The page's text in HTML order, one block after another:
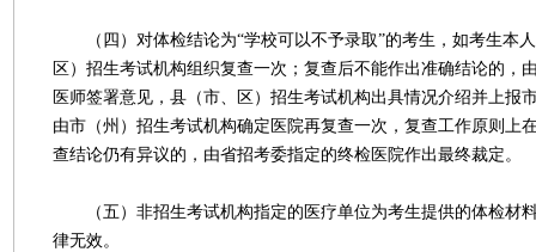
（四）对体检结论为“学校可以不予录取”的考生，如考生本
区）招生考试机构组织复查一次；复查后不能作出准确结论的，
医师签署意见，县（市、区）招生考试机构出具情况介绍并上报
由市（州）招生考试机构确定医院再复查一次，复查工作原则上
查结论仍有异议的，由省招考委指定的终检医院作出最终裁定。
（五）非招生考试机构指定的医疗单位为考生提供的体检材
律无效。